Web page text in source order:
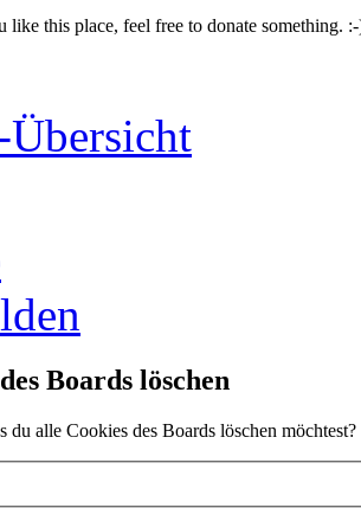
like this place, feel free to donate something.
Übersicht
Boards löschen
du alle Cookies des Boards löschen möchtest?